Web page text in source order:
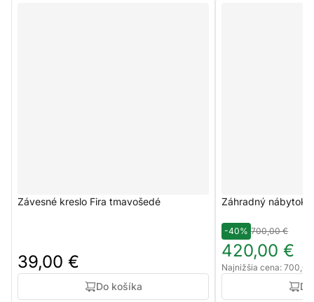
Závesné kreslo Fira tmavošedé
39,00 €
Do košíka
Záhradný nábytok
-40% 700,00 €
420,00 €
Najnižšia cena: